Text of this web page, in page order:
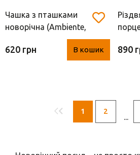
Чашка з пташками
новорічна (Ambiente,
620 грн В кошик 890
1 2
...